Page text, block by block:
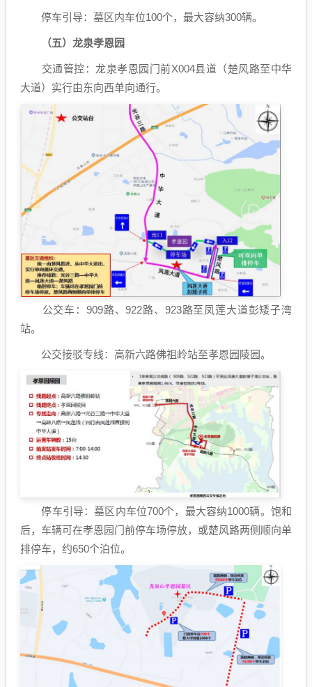
停车引导：墓区内车位100个，最大容纳300辆。
（五）龙泉孝恩园
交通管控：龙泉孝恩园门前X004县道（楚风路至中华
大道）实行由东向西单向通行。
公交车：909路、922路、923路至凤莲大道彭矮子湾
站。
公交接驳专线：高新六路佛祖岭站至孝恩园陵园。
停车引导：墓区内车位700个，最大容纳1000辆。饱和
后，车辆可在孝恩园门前停车场停放，或楚风路两侧顺向单
排停车，约650个泊位。